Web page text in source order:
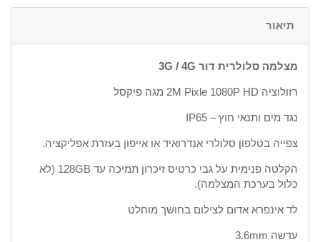
תיאור
מצלמה סלולרית דור 3G / 4G
רזולוציה 2M Pixle 1080P HD מגה פיקסל
נגד מים ותנאי חוץ – IP65
צפייה בטלפון סלולרי אנדרואיד או אייפון בעזרת אפליקציה.
הקלטה פנימית על גבי כרטיס זיכרון תמיכה עד 128GB (לא
כלול בערכת המצלמה).
לד אינפרא אדום לצילום בחושך מוחלט
עדשה 3.6mm